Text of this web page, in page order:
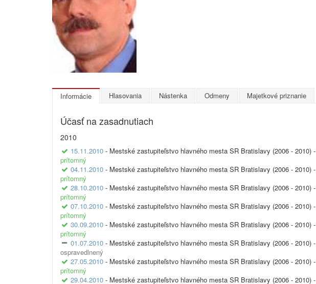
Informácie Hlasovania Nástenka Odmeny Majetkové priznanie
Účasť na zasadnutiach
2010
15.11.2010 - Mestské zastupiteľstvo hlavného mesta SR Bratislavy (2006 - 2010) -
prítomný
04.11.2010 - Mestské zastupiteľstvo hlavného mesta SR Bratislavy (2006 - 2010) -
prítomný
28.10.2010 - Mestské zastupiteľstvo hlavného mesta SR Bratislavy (2006 - 2010) -
prítomný
07.10.2010 - Mestské zastupiteľstvo hlavného mesta SR Bratislavy (2006 - 2010) -
prítomný
30.09.2010 - Mestské zastupiteľstvo hlavného mesta SR Bratislavy (2006 - 2010) -
prítomný
01.07.2010 - Mestské zastupiteľstvo hlavného mesta SR Bratislavy (2006 - 2010) -
ospravedlnený
27.05.2010 - Mestské zastupiteľstvo hlavného mesta SR Bratislavy (2006 - 2010) -
prítomný
29.04.2010 - Mestské zastupiteľstvo hlavného mesta SR Bratislavy (2006 - 2010) -